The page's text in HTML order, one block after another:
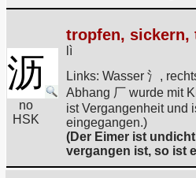
沥
no
HSK
tropfen, sickern,
lì
Links: Wasser 氵,
Abhang 厂 wurde mit
ist Vergangenheit und
eingegangen.)
(Der Eimer ist
vergangen ist, so ist